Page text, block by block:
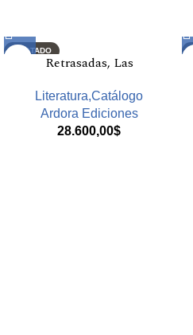
AGOTADO
Retrasadas, Las
Literatura,Catálogo
Ardora Ediciones
28.600,00$